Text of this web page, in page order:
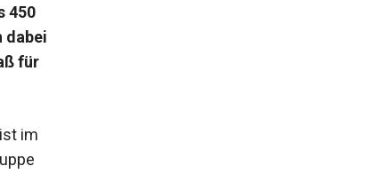
450
dabei
für
im